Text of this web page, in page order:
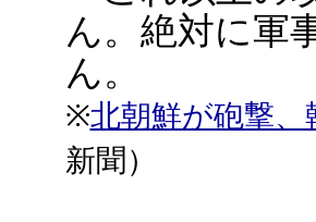
ん。絶対に軍
ん。
※北朝鮮が砲撃
新聞）